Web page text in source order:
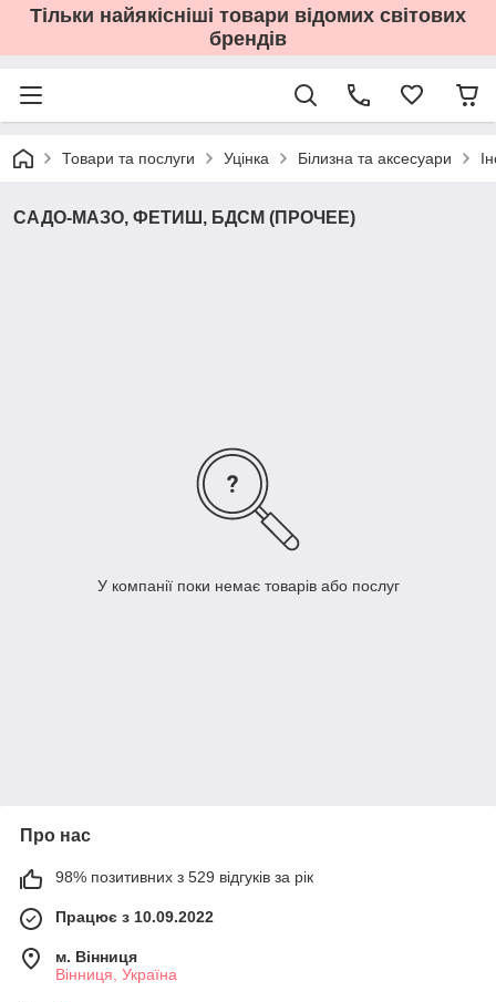
Тільки найякісніші товари відомих світових
брендів
Товари та послуги Уцінка Білизна та аксесуари
САДО-МАЗО, ФЕТИШ, БДСМ (ПРОЧЕЕ)
У компанії поки немає товарів або послуг
Про нас
98% позитивних з 529 відгуків за рік
Працює з 10.09.2022
м. Вінниця
Вінниця, Україна